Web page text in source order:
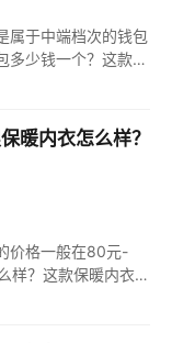
属于中端档次的钱包
多少钱一个？这款钱
300元之间。 1.金
暖内衣怎么样？
价格一般在80元-
样？这款保暖内衣是
错的。 1.七匹狼保